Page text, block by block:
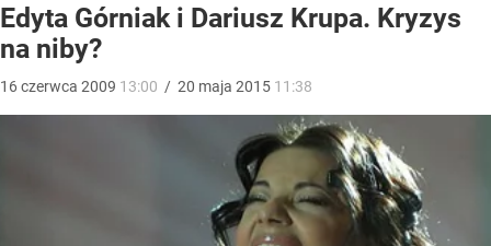
Edyta Górniak i Dariusz Krupa. Kryzys
na niby?
16czerwca 2009 13:00 / 20 maja 2015 11:38